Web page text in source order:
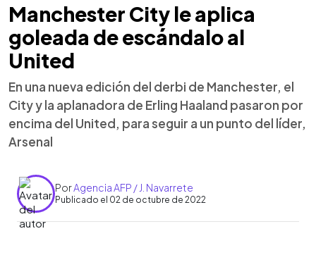
Manchester City le aplica
goleada de escándalo al
United
En una nueva edición del derbi de Manchester, el
City y la aplanadora de Erling Haaland pasaron por
encima del United, para seguir a un punto del líder,
Arsenal
PorAgencia AFP / J. Navarrete
Publicado el 02 de octubre de 2022